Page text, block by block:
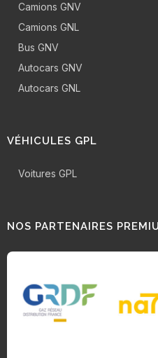
Camions GNV
Camions GNL
Bus GNV
Autocars GNV
Autocars GNL
VÉHICULES GPL
Voitures GPL
NOS PARTENAIRES